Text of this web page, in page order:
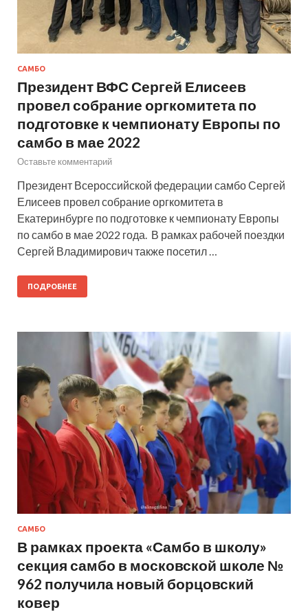
САМБО
Президент ВФС Сергей Елисеев
провел собрание оргкомитета по
подготовке к чемпионату Европы по
самбо в мае 2022
Оставьте комментарий
Президент Всероссийской федерации самбо Сергей
Елисеев провел собрание оргкомитета в
Екатеринбурге по подготовке к чемпионату Европы
по самбо в мае 2022 года. В рамках рабочей поездки
Сергей Владимирович также посетил …
ПОДРОБНЕЕ
САМБО
В рамках проекта «Самбо в школу»
секция самбо в московской школе №
962 получила новый борцовский
ковер